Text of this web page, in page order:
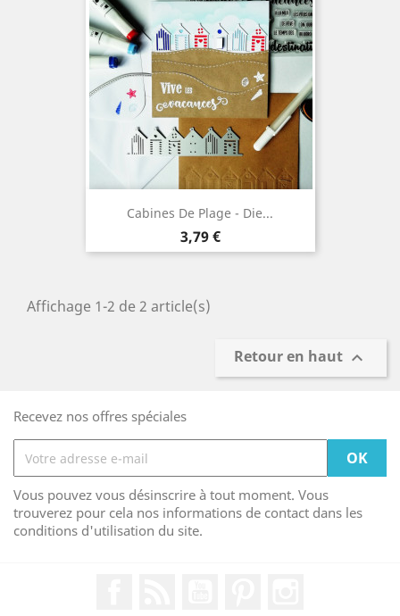
Cabines De Plage - Die...
Prix
3,79 €
Affichage 1-2 de 2 article(s)
Retour en haut 
Recevez nos offres spéciales
Vous pouvez vous désinscrire à tout moment. Vous
trouverez pour cela nos informations de contact dans les
conditions d'utilisation du site.